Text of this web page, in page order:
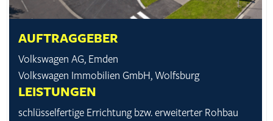
AUFTRAGGEBER
Volkswagen AG, Emden
Volkswagen Immobilien GmbH, Wolfsburg
LEISTUNGEN
schlüssel­fertige Errichtung bzw. erweiterter Rohbau